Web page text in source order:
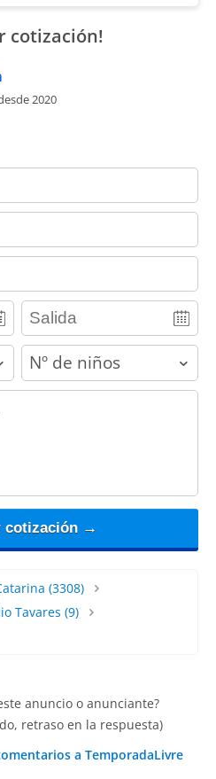
cotización!
2020
children
cotización →
(3308)
Tavares (9)
anuncio o anunciante?
retraso en la respuesta)
a TemporadaLivre